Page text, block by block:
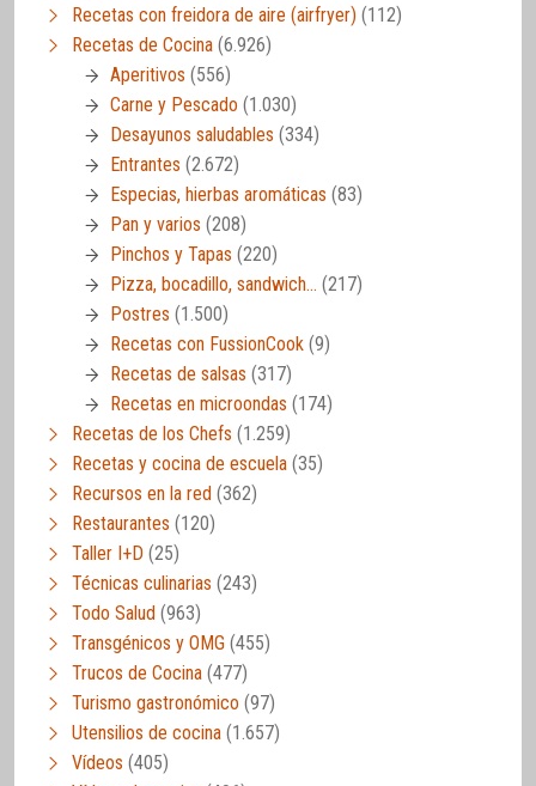
Recetas con freidora de aire (airfryer) (112)
Recetas de Cocina (6.926)
Aperitivos (556)
Carne y Pescado (1.030)
Desayunos saludables (334)
Entrantes (2.672)
Especias, hierbas aromáticas (83)
Pan y varios (208)
Pinchos y Tapas (220)
Pizza, bocadillo, sandwich… (217)
Postres (1.500)
Recetas con FussionCook (9)
Recetas de salsas (317)
Recetas en microondas (174)
Recetas de los Chefs (1.259)
Recetas y cocina de escuela (35)
Recursos en la red (362)
Restaurantes (120)
Taller I+D (25)
Técnicas culinarias (243)
Todo Salud (963)
Transgénicos y OMG (455)
Trucos de Cocina (477)
Turismo gastronómico (97)
Utensilios de cocina (1.657)
Vídeos (405)